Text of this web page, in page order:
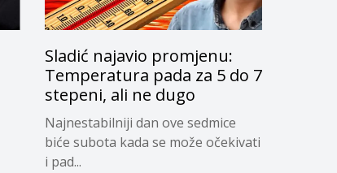
Sladić najavio promjenu:
Temperatura pada za 5 do 7
stepeni, ali ne dugo
Najnestabilniji dan ove sedmice
biće subota kada se može očekivati
i pad...